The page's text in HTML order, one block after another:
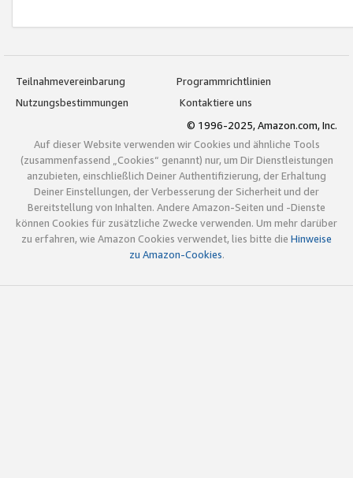
Teilnahmevereinbarung
Programmrichtlinien
Nutzungsbestimmungen
Kontaktiere uns
© 1996-2025, Amazon.com, Inc.
Auf dieser Website verwenden wir Cookies und ähnliche Tools
(zusammenfassend „Cookies“ genannt) nur, um Dir Dienstleistungen
anzubieten, einschließlich Deiner Authentifizierung, der Erhaltung
Deiner Einstellungen, der Verbesserung der Sicherheit und der
Bereitstellung von Inhalten. Andere Amazon-Seiten und -Dienste
können Cookies für zusätzliche Zwecke verwenden. Um mehr darüber
zu erfahren, wie Amazon Cookies verwendet, lies bitte die Hinweise
zu Amazon-Cookies.